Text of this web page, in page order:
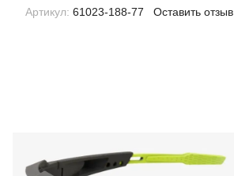
Артикул: 61023-188-77 Оставить отзыв